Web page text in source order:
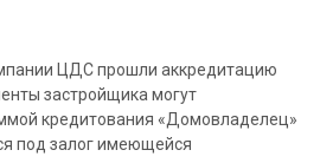
ЦДС прошли аккредитацию
застройщика могут
кредитования «Домовладелец»
под залог имеющейся